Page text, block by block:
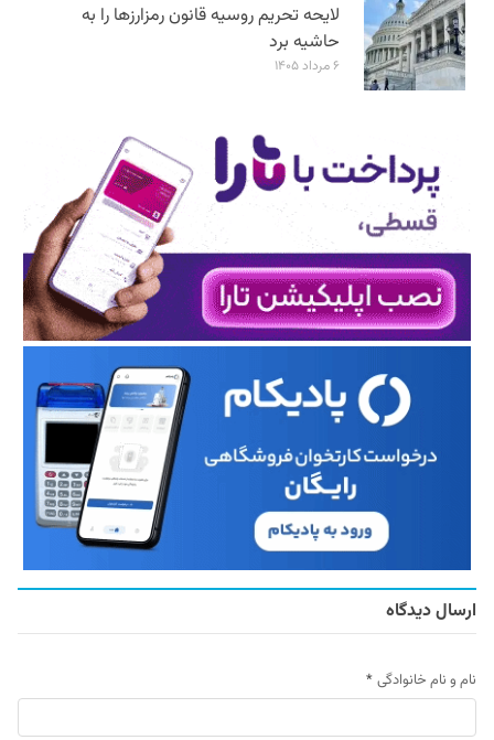
لایحه تحریم روسیه قانون رمزارزها را به
حاشیه برد
۶ مرداد ۱۴۰۵
ارسال دیدگاه
نام و نام خانوادگی *